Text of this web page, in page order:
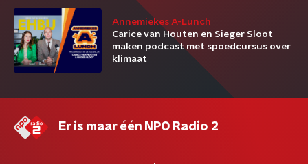
Annemiekes A-Lunch
Carice van Houten en Sieger Sloot
maken podcast met spoedcursus over
klimaat
Er is maar één NPO Radio 2